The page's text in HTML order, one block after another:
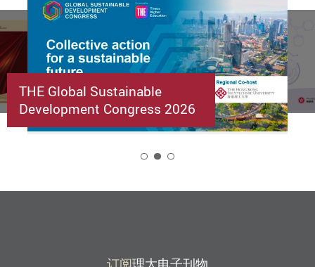
THE Global Sustainable
Development Congress 2026